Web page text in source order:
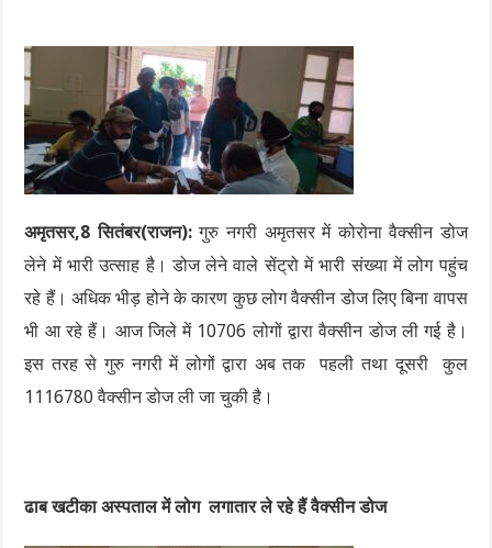
अमृतसर,8 सितंबर(राजन):गुरु नगरी अमृतसर में कोरोना वैक्सीन डोज
लेने में भारी उत्साह है। डोज लेने वाले सेंट्रो में भारी संख्या में लोग पहुंच
रहे हैं। अधिक भीड़ होने के कारण कुछ लोग वैक्सीन डोज लिए बिना वापस
भी आ रहे हैं। आज जिले में 10706 लोगों द्वारा वैक्सीन डोज ली गई है।
इस तरह से गुरु नगरी में लोगों द्वारा अब तक पहली तथा दूसरी कुल
1116780 वैक्सीन डोज ली जा चुकी है।
ढाब खटीका अस्पताल में लोग लगातार ले रहे हैं वैक्सीन डोज